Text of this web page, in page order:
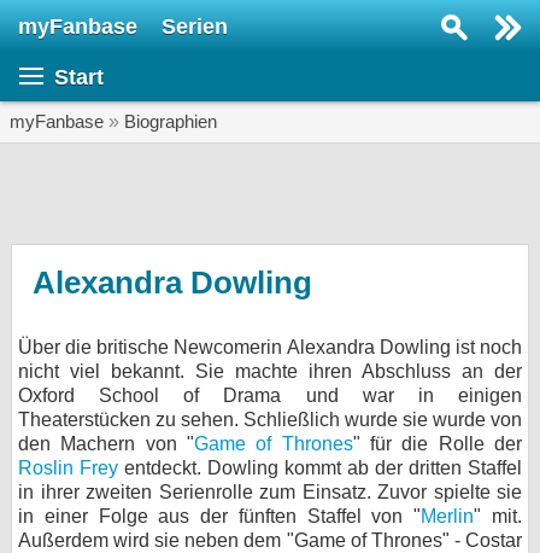
myFanbase Serien
Start
myFanbase » Biographien
Alexandra Dowling
Über die britische Newcomerin Alexandra Dowling ist noch
nicht viel bekannt. Sie machte ihren Abschluss an der
Oxford School of Drama und war in einigen
Theaterstücken zu sehen. Schließlich wurde sie wurde von
den Machern von "Game of Thrones" für die Rolle der
Roslin Frey entdeckt. Dowling kommt ab der dritten Staffel
in ihrer zweiten Serienrolle zum Einsatz. Zuvor spielte sie
in einer Folge aus der fünften Staffel von "Merlin" mit.
Außerdem wird sie neben dem "Game of Thrones" - Costar
KULTUR
Specials
SERVICE
Gewinnspiele
Forum